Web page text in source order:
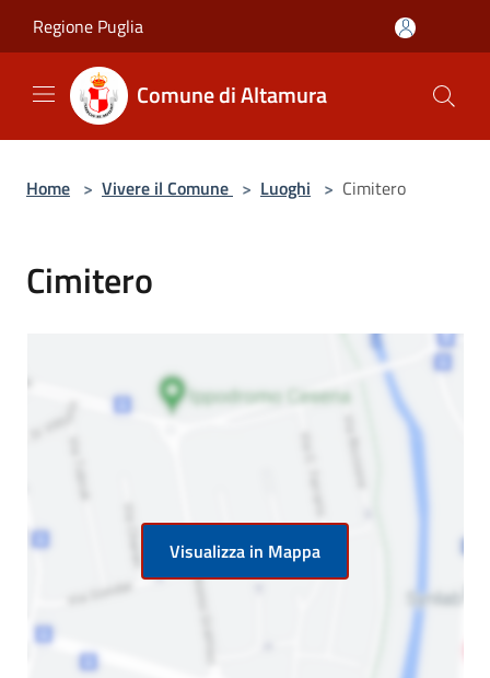
Regione Puglia
Comune di Altamura
Home > Vivere il Comune > Luoghi > Cimitero
Cimitero
Visualizza in Mappa